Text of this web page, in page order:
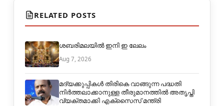
RELATED POSTS
ശബരിമലയിൽ ഇനി ഇ ലേലം
Aug 7, 2026
മദ്യക്കുപ്പികള്‍ തിരികെ വാങ്ങുന്ന പദ്ധതി
നിര്‍ത്തലാക്കാനുള്ള തീരുമാനത്തില്‍ അതൃപ്തി
വ്യക്തമാക്കി എക്‌സൈസ് മന്ത്രി